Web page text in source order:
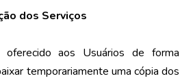
dos Serviços
aos Usuários de forma
temporariamente uma cópia dos